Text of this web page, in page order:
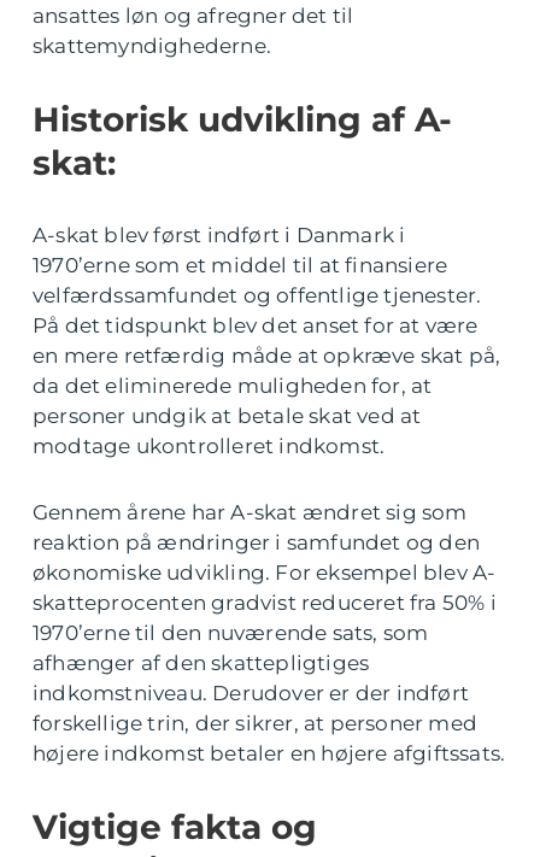
ansattes løn og afregner det til
skattemyndighederne.
Historisk udvikling af A-
skat:
A-skat blev først indført i Danmark i
1970’erne som et middel til at finansiere
velfærdssamfundet og offentlige tjenester.
På det tidspunkt blev det anset for at være
en mere retfærdig måde at opkræve skat på,
da det eliminerede muligheden for, at
personer undgik at betale skat ved at
modtage ukontrolleret indkomst.
Gennem årene har A-skat ændret sig som
reaktion på ændringer i samfundet og den
økonomiske udvikling. For eksempel blev A-
skatteprocenten gradvist reduceret fra 50% i
1970’erne til den nuværende sats, som
afhænger af den skattepligtiges
indkomstniveau. Derudover er der indført
forskellige trin, der sikrer, at personer med
højere indkomst betaler en højere afgiftssats.
Vigtige fakta og